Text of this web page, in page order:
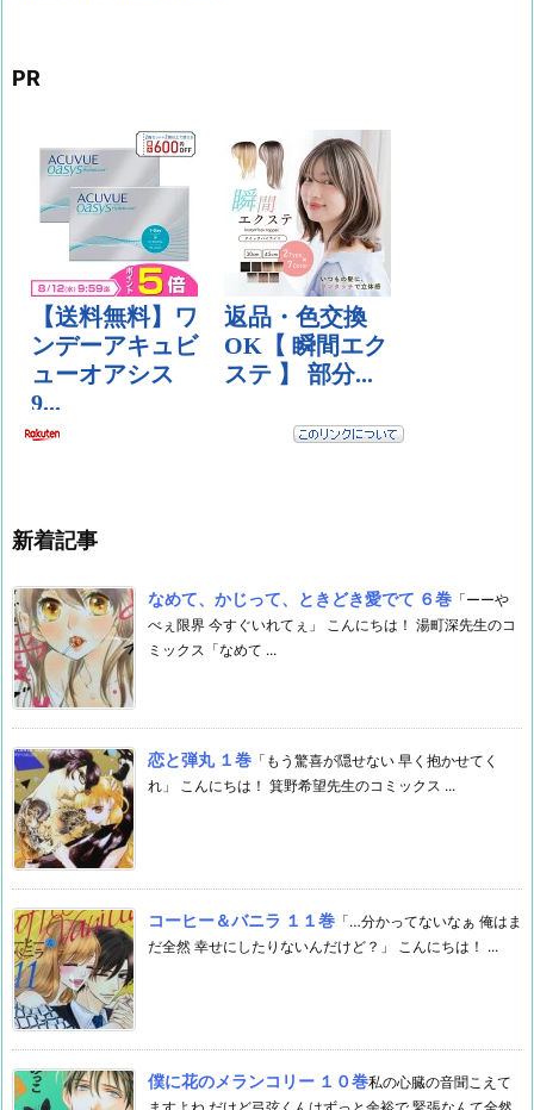
PR
新着記事
なめて、かじって、ときどき愛でて ６巻 「ーーや
べぇ限界 今すぐいれてぇ」 こんにちは！ 湯町深先生のコ
ミックス「なめて ...
恋と弾丸 １巻 「もう驚喜が隠せない 早く抱かせてく
れ」 こんにちは！ 箕野希望先生のコミックス ...
コーヒー＆バニラ １１巻 「…分かってないなぁ 俺はま
だ全然 幸せにしたりないんだけど？」 こんにちは！ ...
僕に花のメランコリー １０巻私の心臓の音聞こえて